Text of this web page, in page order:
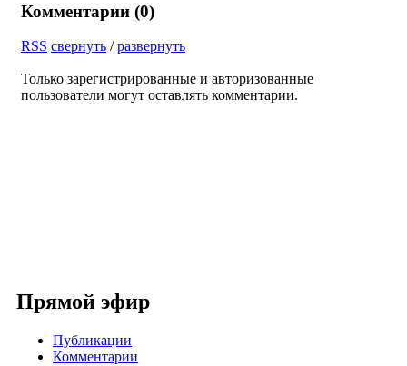
Комментарии (0)
RSS свернуть /развернуть
Только зарегистрированные и авторизованные
пользователи могут оставлять комментарии.
Прямой эфир
Публикации
Комментарии